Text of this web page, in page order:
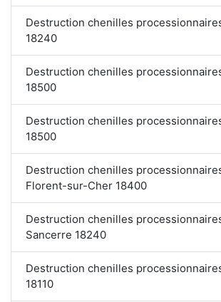
Destruction chenilles
18240
Destruction chenilles
18500
Destruction chenilles
18500
Destruction chenilles
Florent-sur-Cher 18400
Destruction chenilles
Sancerre 18240
Destruction chenilles
18110